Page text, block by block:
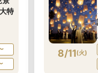
／カラードレス
円〜
新郎1着・新婦2着
一日が感動に満ち溢れ
いさせて頂きます。
で焼き上げる「ライブ
キで炎があがる光景は
一無二の演出です。
特
8/11(火)